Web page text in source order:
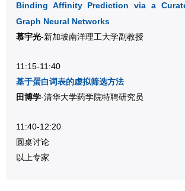
Binding Affinity Prediction via a
Graph Neural Networks
慕宇光-新加坡南洋理工大学副教授
11:15-11:40
基于蛋白词表的虚拟筛选方法
田博学-清华大学药学院特聘研究员
11:40-12:20
圆桌讨论
以上专家